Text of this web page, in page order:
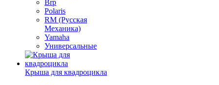
Brp
Polaris
RM (Русская
Механика)
Yamaha
Универсальные
Крыша для квадроцикла